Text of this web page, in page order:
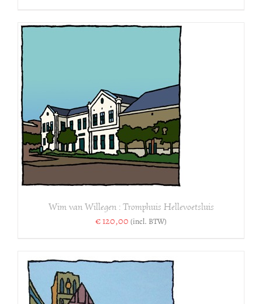
Wim van Willegen : Tromphuis Hellevoetsluis
€120,00 (incl. BTW)